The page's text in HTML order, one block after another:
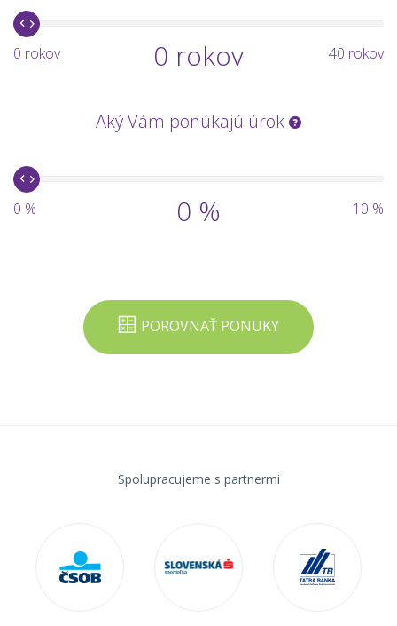
0 rokov 0 rokov 40 rokov
Aký Vám ponúkajú úrok
0 % 0 % 10 %
POROVNAŤ PONUKY
Spolupracujeme s partnermi